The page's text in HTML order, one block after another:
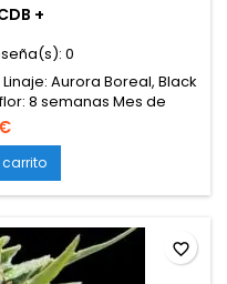
+
0
Aurora Boreal, Black
8 semanas Mes de
/ exterior): 300 gr /
80 cm Nivel de THC: Muy
8%
favorite_border